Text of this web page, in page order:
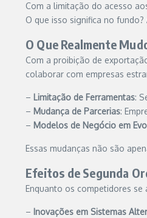
Com a limitação do acesso
O que isso significa no
O Que Realmente
Com a proibição de
colaborar com empresas
– Limitação de Ferramentas:
– Mudança de Parcerias:
– Modelos de Negócio em
Essas mudanças não são
Efeitos de Segunda
Enquanto os competidores
– Inovações em Sistemas